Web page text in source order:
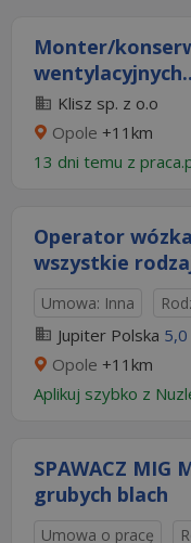
Monter/
Klisz sp. z o.o
Opole +11km
13 dni temu z
Operator
wszystkie
Umowa: Inna
Jupiter Polska 5,0
Opole +11km
Aplikuj szybko z
SPAWACZ MIG
grubych blach
Umowa o pracę